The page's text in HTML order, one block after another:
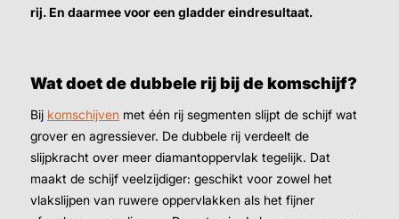
rij. En daarmee voor een gladder eindresultaat.
Wat doet de dubbele rij bij de komschijf?
Bij komschijven met één rij segmenten slijpt de schijf wat
grover en agressiever. De dubbele rij verdeelt de
slijpkracht over meer diamantoppervlak tegelijk. Dat
maakt de schijf veelzijdiger: geschikt voor zowel het
vlakslijpen van ruwere oppervlakken als het fijner